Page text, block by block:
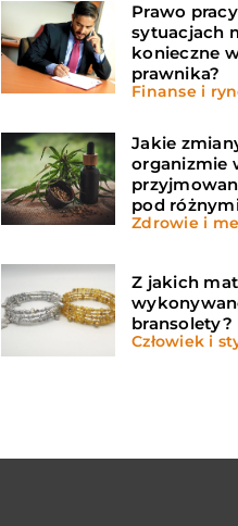
Prawo
sytuacjach
konieczne
prawnika?
Finanse i
Jakie
organizmie
pod
Zdrowie i
Z jakich
bransolety?
Człowiek i